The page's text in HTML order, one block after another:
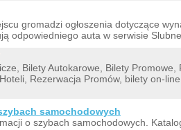
gromadzi ogłoszenia dotyczące
odpowiedniego auta w serwisie
Bilety Autokarowe, Bilety
Rezerwacja Promów, bilety on-
samochodowych
o szybach samochodowych.